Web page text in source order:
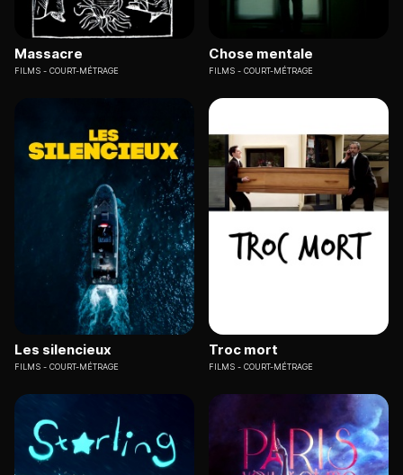
Massacre
FILMS COURT-MÉTRAGE
Chose mentale
FILMS COURT-MÉTRAGE
Les silencieux
FILMS COURT-MÉTRAGE
Troc mort
FILMS COURT-MÉTRAGE